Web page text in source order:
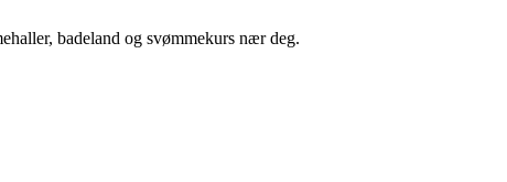
badeland og svømmekurs nær deg.